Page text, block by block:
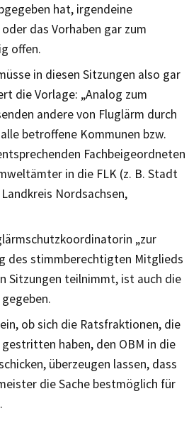
hat, irgendeine
das Vorhaben gar zum
offen.
in diesen Sitzungen also gar
die Vorlage: „Analog zum
andere von Fluglärm durch
betroffene Kommunen bzw.
Fachbeigeordneten
in die FLK (z. B. Stadt
Nordsachsen,
„zur
des stimmberechtigten Mitglieds
Sitzungen teilnimmt, ist auch die
ob sich die Ratsfraktionen, die
haben, den OBM in die
überzeugen lassen, dass
die Sache bestmöglich für